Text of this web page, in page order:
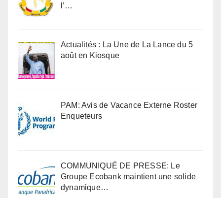
l’…
Actualités : La Une de La Lance du 5
août en Kiosque
PAM: Avis de Vacance Externe Roster
Enqueteurs
COMMUNIQUÉ DE PRESSE: Le
Groupe Ecobank maintient une solide
dynamique…